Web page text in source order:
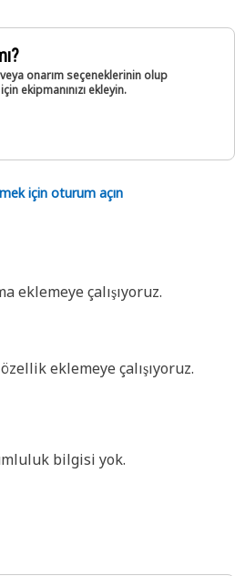
onarım seçeneklerinin olup
ekipmanınızı ekleyin.
için oturum açın
eklemeye çalışıyoruz.
eklemeye çalışıyoruz.
bilgisi yok.